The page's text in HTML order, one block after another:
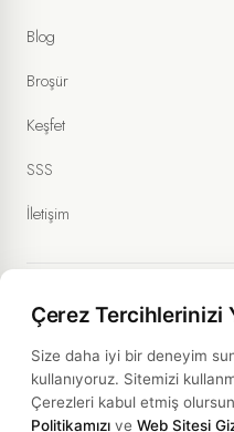
Pazarlama Açık Rıza Metni
Blog
Broşür
Keşfet
SSS
İletişim
Yasal Bilgiler
Politikalar
Çerez Tercihlerinizi
Size daha iyi bir deneyim
kullanıyoruz. Sitemizi
Çerezleri kabul etmiş
Politikamızı ve Web Sitesi